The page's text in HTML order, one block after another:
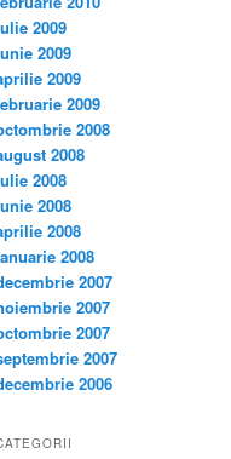
2009
2009
2009
2009
2008
2008
2008
2008
2008
2008
2007
2007
2007
2007
2006